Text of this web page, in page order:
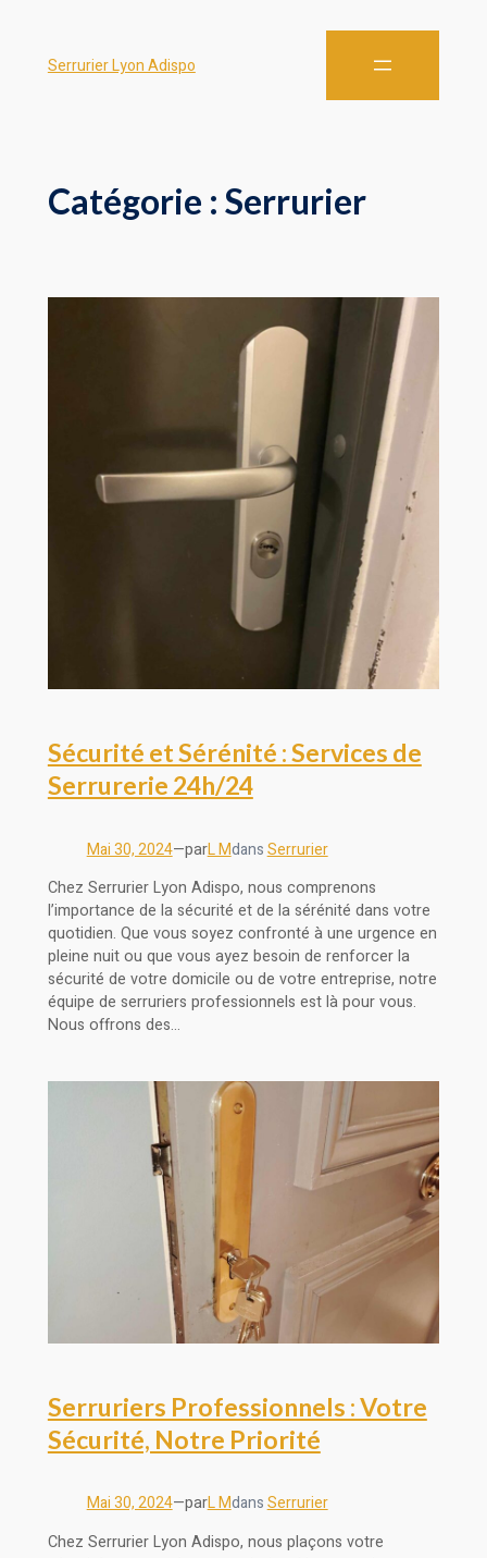
Serrurier Lyon Adispo
Catégorie : Serrurier
Sécurité et Sérénité : Services de
Serrurerie 24h/24
Mai 30, 2024—parL MdansSerrurier
Chez Serrurier Lyon Adispo, nous comprenons
l’importance de la sécurité et de la sérénité dans votre
quotidien. Que vous soyez confronté à une urgence en
pleine nuit ou que vous ayez besoin de renforcer la
sécurité de votre domicile ou de votre entreprise, notre
équipe de serruriers professionnels est là pour vous.
Nous offrons des…
Serruriers Professionnels : Votre
Sécurité, Notre Priorité
Mai 30, 2024—parL MdansSerrurier
Chez Serrurier Lyon Adispo, nous plaçons votre